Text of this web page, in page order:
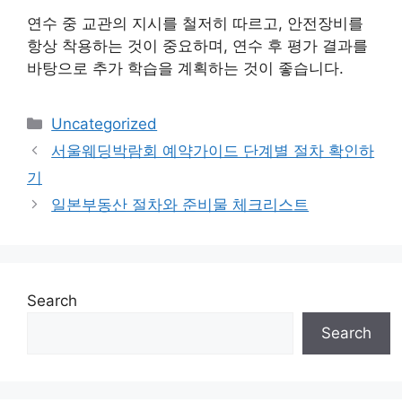
연수 중 교관의 지시를 철저히 따르고, 안전장비를
항상 착용하는 것이 중요하며, 연수 후 평가 결과를
바탕으로 추가 학습을 계획하는 것이 좋습니다.
Categories
Uncategorized
서울웨딩박람회 예약가이드 단계별 절차 확인하
기
일본부동산 절차와 준비물 체크리스트
Search
Search